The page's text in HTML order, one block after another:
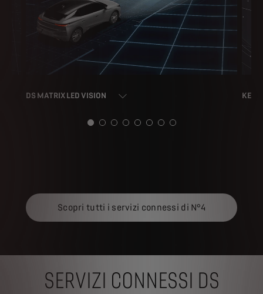
DS MATRIX LED VISION
Scopri tutti i servizi connessi di N°4
SERVIZI CONNESSI DS